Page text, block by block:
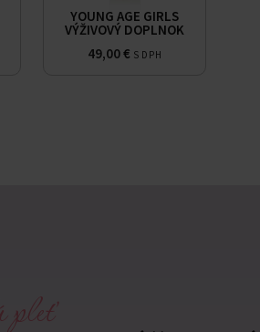
YOUNG AGE GIRLS
VÝŽIVOVÝ DOPLNOK
49,00€ S DPH
pleť